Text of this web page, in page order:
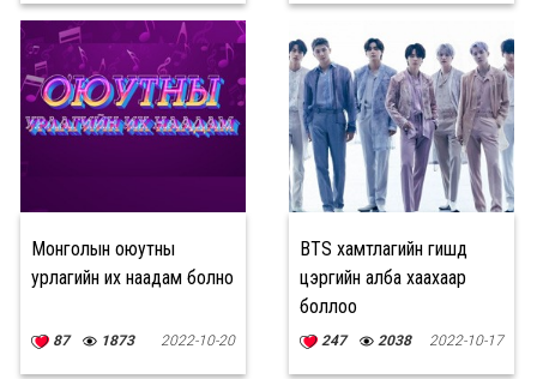
Монголын оюутны
урлагийн их наадам болно
87 1873 2022-10-20
BTS хамтлагийн гишүүд
цэргийн алба хаахаар
боллоо
247 2038 2022-10-17